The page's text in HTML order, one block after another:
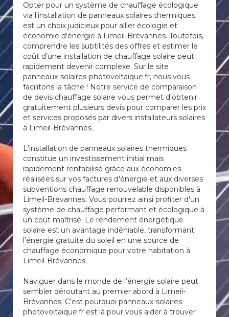
Opter pour un système de chauffage écologique
via l'installation de panneaux solaires thermiques
est un choix judicieux pour allier écologie et
économie d'énergie à Limeil-Brévannes. Toutefois,
comprendre les subtilités des offres et estimer le
coût d'une installation de chauffage solaire peut
rapidement devenir complexe. Sur le site
panneaux-solaires-photovoltaique.fr, nous vous
facilitons la tâche ! Notre service de comparaison
de devis chauffage solaire vous permet d'obtenir
gratuitement plusieurs devis pour comparer les prix
et services proposés par divers installateurs solaires
à Limeil-Brévannes.
L'installation de panneaux solaires thermiques
constitue un investissement initial mais
rapidement rentabilisé grâce aux économies
réalisées sur vos factures d'énergie et aux diverses
subventions chauffage renouvelable disponibles à
Limeil-Brévannes. Vous pourrez ainsi profiter d'un
système de chauffage performant et écologique à
un coût maîtrisé. Le rendement énergétique
solaire est un avantage indéniable, transformant
l’énergie gratuite du soleil en une source de
chauffage économique pour votre habitation à
Limeil-Brévannes.
Naviguer dans le monde de l’énergie solaire peut
sembler déroutant au premier abord à Limeil-
Brévannes. C’est pourquoi panneaux-solaires-
photovoltaique.fr est là pour vous aider à trouver